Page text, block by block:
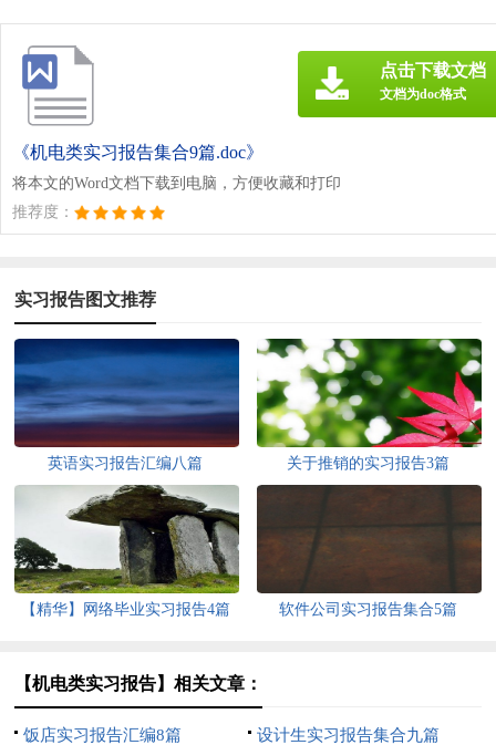
《机电类实习报告集合9篇.doc》
将本文的Word文档下载到电脑，方便收藏和打印
推荐度：
点击下载文档
文档为doc格式
实习报告图文推荐
英语实习报告汇编八篇 关于推销的实习报告3篇
【精华】网络毕业实习报告4篇 软件公司实习报告集合5篇
【机电类实习报告】相关文章：
饭店实习报告汇编8篇 设计生实习报告集合九篇